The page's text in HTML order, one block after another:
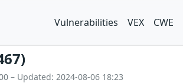
Vulnerabilities VEX CWE
– Updated: 2024-08-06 18:23